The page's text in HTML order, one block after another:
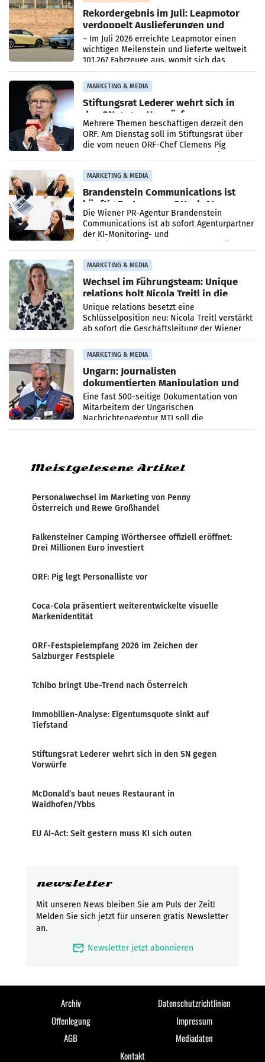
Rekordergebnis im Juli: Leapmotor
verdoppelt Auslieferungen und
überschreitet die 100.000er-Marke
– Im Juli 2026 erreichte Leapmotor einen
wichtigen Meilenstein und lieferte weltweit
101.267 Fahrzeuge aus, womit sich das
Ergebnis gegenüber Juli 2025 mehr als
verdoppelte (+102
MARKETING & MEDIA
Stiftungsrat Lederer wehrt sich in
den SN gegen Vorwürfe
Mehrere Themen beschäftigen derzeit den
ORF. Am Dienstag soll im Stiftungsrat über
die vom neuen ORF-Chef Clemens Pig
MARKETING & MEDIA
Brandenstein Communications ist
künftig Partner von OtterlyAI
Die Wiener PR-Agentur Brandenstein
Communications ist ab sofort Agenturpartner
der KI-Monitoring- und
MARKETING & MEDIA
Wechsel im Führungsteam: Unique
relations holt Nicola Treitl in die
Geschäftsleitung
Unique relations besetzt eine
Schlüsselposition neu: Nicola Treitl verstärkt
ab sofort die Geschäftsleitung der Wiener
PR-Agentur an der Seite von Josef Kalina und
Anna Kalina-Mahr.
MARKETING & MEDIA
Ungarn: Journalisten
dokumentierten Manipulation und
Zensur
Eine fast 500-seitige Dokumentation von
Mitarbeitern der Ungarischen
Nachrichtenagentur MTI soll die
systematische Nachrichten-Manipulation und
Meistgelesene Artikel
Personalwechsel im Marketing von Penny
Österreich und Rewe Großhandel
Falkensteiner Camping Wörthersee offiziell eröffnet:
Drei Millionen Euro investiert
ORF: Pig legt Personalliste vor
Coca-Cola präsentiert weiterentwickelte visuelle
Markenidentität
ORF-Festspielempfang 2026 im Zeichen der
Salzburger Festspiele
Tchibo bringt Ube-Trend nach Österreich
Immobilien-Analyse: Eigentumsquote sinkt auf
Tiefstand
Stiftungsrat Lederer wehrt sich in den SN gegen
Vorwürfe
McDonald’s baut neues Restaurant in
Waidhofen/Ybbs
EU AI-Act: Seit gestern muss KI sich outen
newsletter
Mit unseren News bleiben Sie am Puls der Zeit!
Melden Sie sich jetzt für unseren gratis Newsletter
an.
mark_email_read Newsletter jetzt abonnieren
Archiv
Datenschutzrichtlinien
Offenlegung
Impressum
AGB
Mediadaten
Kontakt